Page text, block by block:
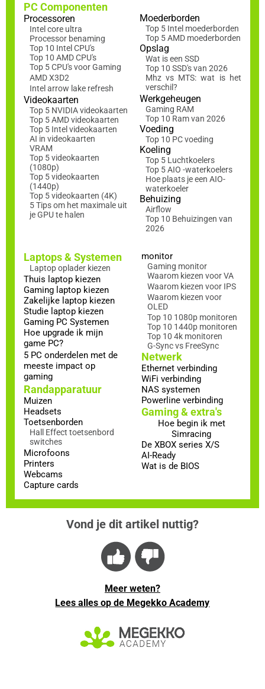
PC Componenten
Processoren
Intel core ultra
Processor benaming
Top 10 Intel CPU's
Top 10 AMD CPU's
Top 5 CPU's voor Gaming
AMD X3D2
Intel arrow lake refresh
Videokaarten
Top 5 NVIDIA videokaarten
Top 5 AMD videokaarten
Top 5 Intel videokaarten
AI in videokaarten
VRAM
Top 5 videokaarten
(1080p)
Top 5 videokaarten
(1440p)
Top 5 videokaarten (4K)
5 Tips om het maximale uit
je GPU te halen
Moederborden
Top 5 Intel moederborden
Top 5 AMD moederborden
Opslag
Wat is een SSD
Top 10 SSD's van 2026
Mhz vs MTS: wat is het
verschil?
Werkgeheugen
Gaming RAM
Top 10 Ram van 2026
Voeding
Top 10 PC voeding
Koeling
Top 5 Luchtkoelers
Top 5 AIO -waterkoelers
Hoe plaats je een AIO-
waterkoeler
Behuizing
Airflow
Top 10 Behuizingen van
2026
Laptops & Systemen
Laptop oplader kiezen
Thuis laptop kiezen
Gaming laptop kiezen
Zakelijke laptop kiezen
Studie laptop kiezen
Gaming PC Systemen
Hoe upgrade ik mijn
game PC?
5 PC onderdelen met de
meeste impact op
gaming
Randapparatuur
Muizen
Headsets
Toetsenborden
Hall Effect toetsenbord
switches
Microfoons
Printers
Webcams
Capture cards
monitor
Gaming monitor
Waarom kiezen voor VA
Waarom kiezen voor IPS
Waarom kiezen voor
OLED
Top 10 1080p monitoren
Top 10 1440p monitoren
Top 10 4k monitoren
G-Sync vs FreeSync
Netwerk
Ethernet verbinding
WiFi verbinding
NAS systemen
Powerline verbinding
Gaming & extra's
Hoe begin ik met
Simracing
De XBOX series X/S
AI-Ready
Wat is de BIOS
Vond je dit artikel nuttig?
Meer weten?
Lees alles op de Megekko Academy